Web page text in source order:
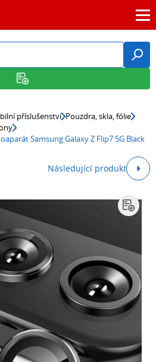
příslušenství Pouzdra, skla, fólie
Samsung Galaxy Z Flip7 5G Black
Následující produkt